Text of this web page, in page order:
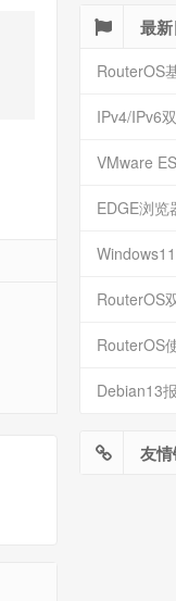
最
IPv4/IPv6
VMware
RouterOS
友